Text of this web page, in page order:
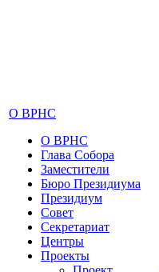
О ВРНС
О ВРНС
Глава Собора
Заместители
Бюро Президиума
Президиум
Совет
Секретариат
Центры
Проекты